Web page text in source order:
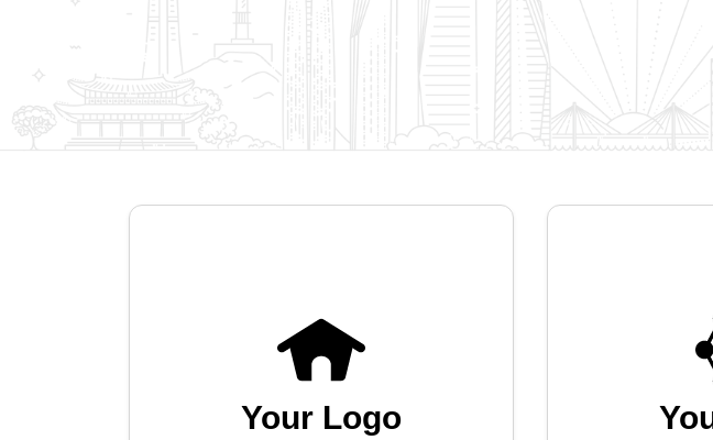
Your Logo